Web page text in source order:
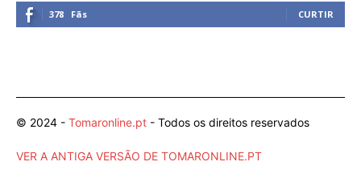
378 Fãs CURTIR
© 2024 - Tomaronline.pt - Todos os direitos reservados
VER A ANTIGA VERSÃO DE TOMARONLINE.PT